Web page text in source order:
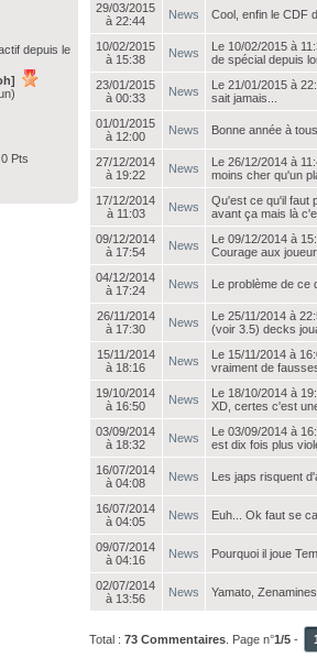
depuis le
Pts
29/03/2015
à 22:44
News Cool, enfin le CDF
10/02/2015
à 15:38
News
Le 10/02/2015 à
de spécial depuis
23/01/2015
à 00:33
News
Le 21/01/2015 à
sait jamais...
01/01/2015
à 12:00
News Bonne année à
27/12/2014
à 19:22
News
Le 26/12/2014 à
moins cher qu'un
17/12/2014
à 11:03
News
Qu'est ce qu'il faut
avant ça mais là
09/12/2014
à 17:54
News
Le 09/12/2014 à
Courage aux
04/12/2014
à 17:24
News Le problème de ce
26/11/2014
à 17:30
News
Le 25/11/2014 à
(voir 3.5) decks
15/11/2014
à 18:16
News
Le 15/11/2014 à
vraiment de
19/10/2014
à 16:50
News
Le 18/10/2014 à
XD, certes c'est
03/09/2014
à 18:32
News
Le 03/09/2014 à
est dix fois plus
16/07/2014
à 04:08
News Les japs risquent
16/07/2014
à 04:05
News Euh... Ok faut se
09/07/2014
à 04:16
News Pourquoi il joue
02/07/2014
à 13:56
News Yamato,
Total : 73 Commentaires. Page n°1/5-